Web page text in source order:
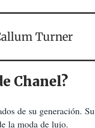
Turner
Chanel?
de su generación. Su
la moda de lujo.